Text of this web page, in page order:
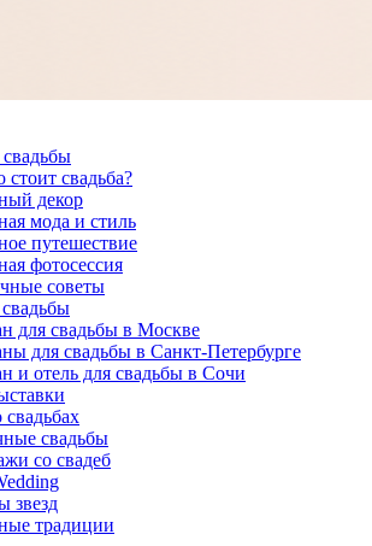
стоит свадьба?
декор
мода и стиль
путешествие
фотосессия
советы
для свадьбы в Москве
для свадьбы в Санкт-Петербурге
и отель для свадьбы в Сочи
свадьбы
со свадеб
звезд
традиции